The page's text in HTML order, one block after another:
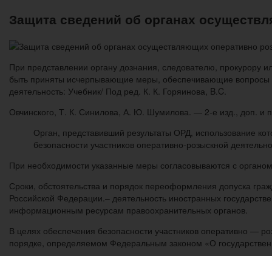
Защита сведений об органах
При представлении органу дознания, следователю, прокурору
быть приняты исчерпывающие меры, обеспечивающие вопросы
деятельность: Учебник/ Под ред. К. К. Горяинова, B.C.
Овчинского, Т. К. Синилова, А. Ю. Шумилова. — 2-е изд., доп.
Орган, представивший результаты ОРД, использование
безопасности участников оперативно-розыскной
При необходимости указанные меры согласовываются с
Сроки, обстоятельства и порядок переоформления допуска
Российской Федерации.– деятельность иностранных
информационным ресурсам правоохранительных органов.
В целях обеспечения безопасности участников оперативно —
порядке, определяемом Федеральным законом «О